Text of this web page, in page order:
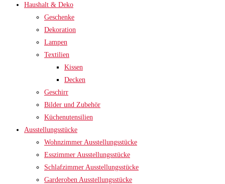
Haushalt & Deko
Geschenke
Dekoration
Lampen
Textilien
Kissen
Decken
Geschirr
Bilder und Zubehör
Küchenutensilien
Ausstellungsstücke
Wohnzimmer Ausstellungsstücke
Esszimmer Ausstellungsstücke
Schlafzimmer Ausstellungsstücke
Garderoben Ausstellungsstücke